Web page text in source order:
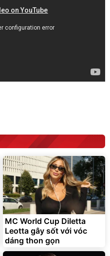
MC World Cup Diletta
Leotta gây sốt với vóc
dáng thon gọn